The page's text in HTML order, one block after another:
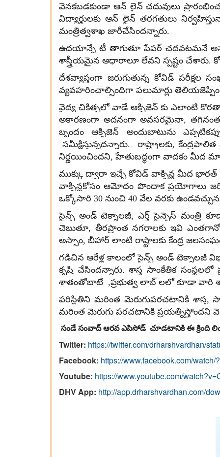
వెనకబడకుండా ఆన్ లైన్ చదువులు
విద్యార్థులకు ఆన్ లైన్ తరగతులు
మంత్రిత్వశాఖ జారీచేసిందన్నారు.
ఉదయాన్నే టీ తాగుతూ పేపర్ చదవటమనే
శాస్త్రీయమైన ఆధారాలూ లేవని స్పష్టం చేశారు.
దేశవ్యాప్తంగా జరుగుతున్న కోవిడ్
వ్యవహరించాల్సిందిగా పలుమార్లు
వైద్య చికిత్సలో వాడే ఆక్సిజెన్ కు ఎలాంటి కొరతా
అకారణంగా అదనంగా అవసరమైనా, తగినంత
బృందం ఆక్సిజెన్ అందుబాటును
సమీక్షిస్తున్నదన్నారు. రాష్ట్రాలకు,
నిర్ణయించిందని, హేతుబద్ధంగా వాదకం మీద
ముక్కు ద్వారా ఇచ్చే కోవిడ్ వాక్సిన్ల మీద
వాక్సిన్లకోసం ఆమోదం పొందాక ప్రయోగాలు
ఒక్కోసారి 30 నుంచి 40 వేల వరకు
సైన్స్ అండ్ టెక్నాలజీ, ఎర్త్ సైన్సెస్ మంత్రి
చెబుతూ, తీరప్రాంత నగరాలకు ఇవి
అస్సాం, బీహార్ లాంటి రాష్టాలకు కేంద్ర
గడిచిన ఆరేళ్ల కాలంలో సైన్స్ అండ్ టెక్నాలజీ
కృషి చేసిందన్నారు. శాస్త్ర సాంకేతిక
శాతంతోబాటే ,ప్రభుత్వ లాబ్ లలో కూడా వారి
పరిస్థితిని మరింత మెరుగుపరచటానికి
మరింత మెరుగు పరచటానికి ప్రయత్నిస్తోందని
సండే సంవాద్ ఆరవ ఎపిసోడ్ చూడటానికి ఈ క్రింది
Twitter: https://twitter.com/drharshvardhan/
Facebook: https://www.facebook.com/
Youtube: https://www.youtube.com/
DHV App: http://app.drharshvardhan.com/